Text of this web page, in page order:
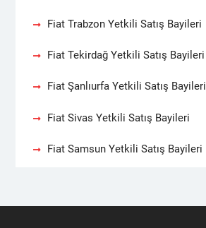
Fiat Trabzon Yetkili Satış Bayileri
Fiat Tekirdağ Yetkili Satış Bayileri
Fiat Şanlıurfa Yetkili Satış Bayileri
Fiat Sivas Yetkili Satış Bayileri
Fiat Samsun Yetkili Satış Bayileri